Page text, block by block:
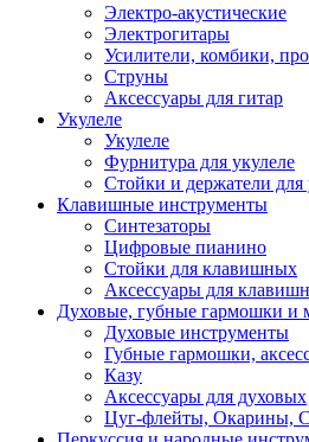
Электро-акустические
Электрогитары
Усилители, комбики,
Струны
Аксессуары для гитар
Укулеле
Укулеле
Фурнитура для укулеле
Стойки и держатели для
Клавишные инструменты
Синтезаторы
Цифровые пианино
Стойки для клавишных
Аксессуары для
Духовые, губные гармошки и
Духовые инструменты
Губные гармошки,
Казу
Аксессуары для духовых
Цуг-флейты, Окарины,